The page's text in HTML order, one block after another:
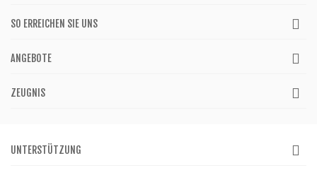
SO ERREICHEN SIE UNS
ANGEBOTE
ZEUGNIS
UNTERSTÜTZUNG